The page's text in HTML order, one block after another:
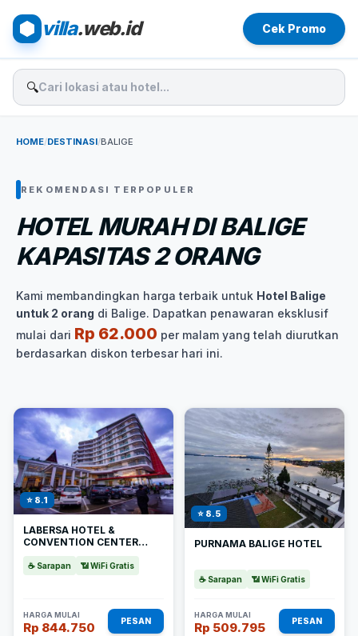
villa.web.id Cek Promo
🔍
HOME/DESTINASI/BALIGE
REKOMENDASI TERPOPULER
HOTEL MURAH DI BALIGE
KAPASITAS 2 ORANG
Kami membandingkan harga terbaik untuk Hotel Balige
untuk 2 orang di Balige. Dapatkan penawaran eksklusif
mulai dari Rp 62.000 per malam yang telah diurutkan
berdasarkan diskon terbesar hari ini.
⭐ 8.1
LABERSA HOTEL &
CONVENTION CENTER
☕ Sarapan 📶 WiFi Gratis
HARGA MULAI
Rp 844.750 PESAN
⭐ 8.5
PURNAMA BALIGE HOTEL
☕ Sarapan 📶 WiFi Gratis
HARGA MULAI
Rp 509.795 PESAN